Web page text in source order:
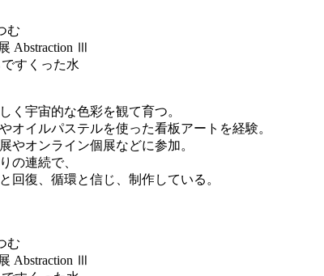
む
Abstraction Ⅲ
ですくった水
く宇宙的な色彩を観て育つ。
オイルパステルを使った看板アートを経験。
やオンライン個展などに参加。
の連続で、
回復、循環と信じ、制作している。
む
Abstraction Ⅲ